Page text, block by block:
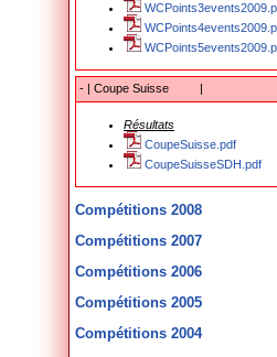
- | Coupe Suisse
Résultats
CoupeSuisse.pdf
CoupeSuisseSDH.pdf
Compétitions 2008
Compétitions 2007
Compétitions 2006
Compétitions 2005
Compétitions 2004